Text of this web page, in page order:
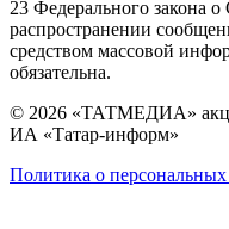
23 Федерального закона
распространении
средством массовой
обязательна.
© 2026 «ТАТМЕДИА»
ИА «Татар-информ»
Политика о